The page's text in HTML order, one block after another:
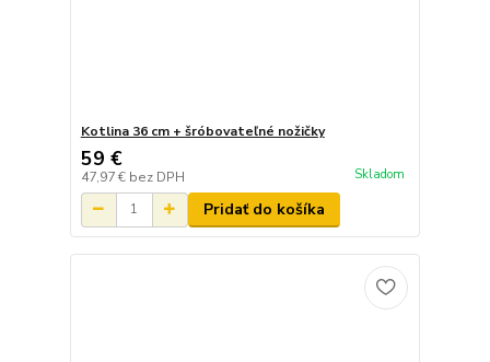
Kotlina 36 cm + šróbovateľné nožičky
59 €
47,97 € bez DPH Skladom
Pridať do košíka